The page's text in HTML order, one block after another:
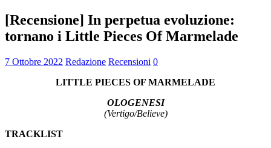
[Recensione] In perpetua evoluzione:
tornano i Little Pieces Of Marmelade
7 Ottobre 2022 Redazione Recensioni 0
LITTLE PIECES OF MARMELADE
OLOGENESI
(Vertigo/Believe)
TRACKLIST